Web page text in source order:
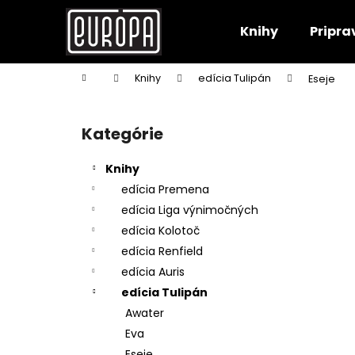
Knihy
Domov Knihy edícia Tulipán Eseje
Preskočiť
kategórie
Kategórie
Knihy
edícia Premena
edícia Liga výnimočných
edícia Kolotoč
edícia Renfield
edícia Auris
edícia Tulipán
Awater
Eva
í
Späť
do
Späť
do